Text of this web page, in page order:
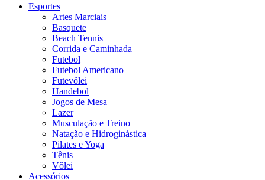
Esportes
Artes Marciais
Basquete
Beach Tennis
Corrida e Caminhada
Futebol
Futebol Americano
Futevôlei
Handebol
Jogos de Mesa
Lazer
Musculação e Treino
Natação e Hidroginástica
Pilates e Yoga
Tênis
Vôlei
Acessórios